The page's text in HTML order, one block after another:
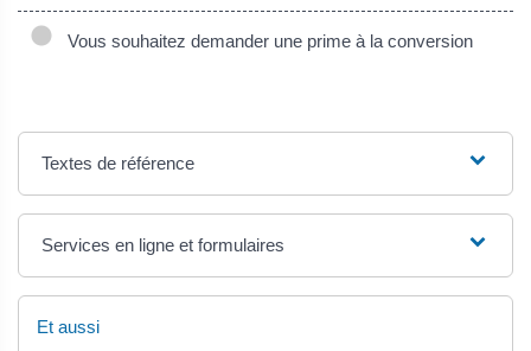
Vous souhaitez demander une prime à la conversion
Textes de référence
Services en ligne et formulaires
Et aussi